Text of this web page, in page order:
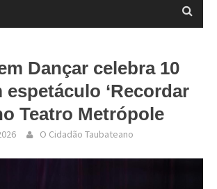
Dançar celebra 10
espetáculo ‘Recordar
Teatro Metrópole
O Cidadão Taubateano